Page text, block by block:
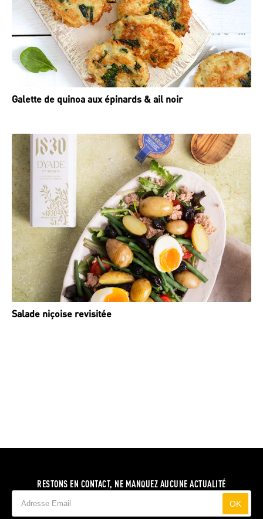
Galette de quinoa aux épinards & ail noir
Salade niçoise revisitée
RESTONS EN CONTACT, NE MANQUEZ AUCUNE ACTUALITÉ
OK